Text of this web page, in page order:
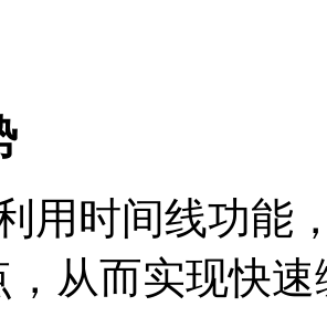
用时间线功能
，从而实现快速